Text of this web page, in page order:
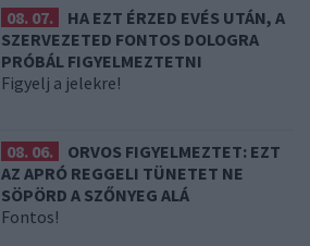
08. 07.
HA EZT ÉRZED EVÉS UTÁN, A
SZERVEZETED FONTOS DOLOGRA
PRÓBÁL FIGYELMEZTETNI
Figyelj a jelekre!
08. 06.
ORVOS FIGYELMEZTET: EZT
AZ APRÓ REGGELI TÜNETET NE
SÖPÖRD A SZŐNYEG ALÁ
Fontos!